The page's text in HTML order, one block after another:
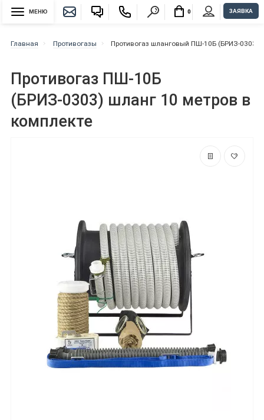
МЕНЮ 0 ЗАЯВКА
Главная Противогазы Противогаз шланговый ПШ-10Б (БРИЗ-0303)
Противогаз ПШ-10Б
(БРИЗ-0303) шланг 10 метров в
комплекте